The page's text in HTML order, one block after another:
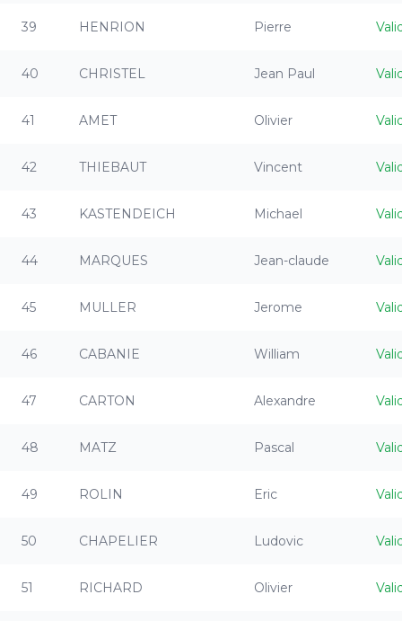
39 HENRION Pierre
40 CHRISTEL Jean Paul
41 AMET Olivier
42 THIEBAUT Vincent
43 KASTENDEICH Michael
44 MARQUES Jean-claude
45 MULLER Jerome
46 CABANIE William
47 CARTON Alexandre
48 MATZ Pascal
49 ROLIN Eric
50 CHAPELIER Ludovic
51 RICHARD Olivier